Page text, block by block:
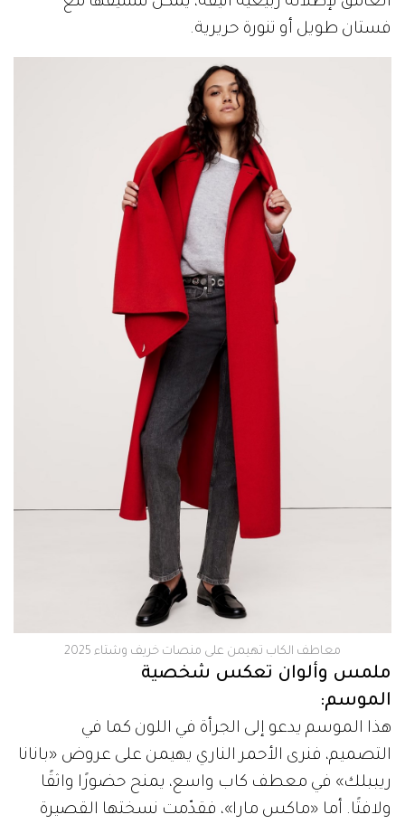
فستان طويل أو تنورة حريرية.
معاطف الكاب تهيمن على منصات خريف وشتاء 2025
ملمس وألوان تعكس شخصية
الموسم:
هذا الموسم يدعو إلى الجرأة في اللون كما في
التصميم، فنرى الأحمر الناري يهيمن على عروض «بانانا
ريببلك» في معطف كاب واسع، يمنح حضورًا واثقًا
ولافتًا. أما «ماكس مارا»، فقدّمت نسختها القصيرة